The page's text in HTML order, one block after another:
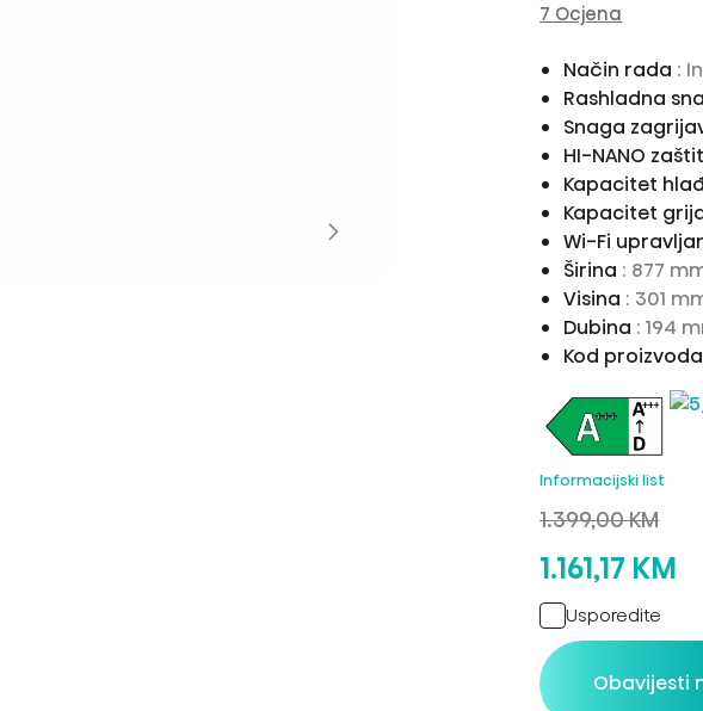
7 Ocjena
Način rada :
Rashladna
Snaga
HI-NANO
Kapacitet
Kapacitet
Wi-Fi
Širina : 877
Visina : 301
Dubina : 194
Kod
Informacijski list
1.399,00 KM
1.161,17 KM
Usporedite
Obavijesti